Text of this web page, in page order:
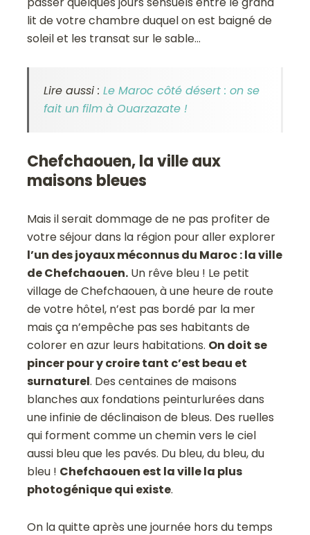
lit de votre chambre duquel on est baigné de
soleil et les transat sur le sable…
Lire aussi :Le Maroc côté désert : on se
fait un film à Ouarzazate !
Chefchaouen, la ville aux
maisons bleues
Mais il serait dommage de ne pas profiter de
votre séjour dans la région pour aller explorer
l’un des joyaux méconnus du Maroc : la ville
de Chefchaouen. Un rêve bleu ! Le petit
village de Chefchaouen, à une heure de route
de votre hôtel, n’est pas bordé par la mer
mais ça n’empêche pas ses habitants de
colorer en azur leurs habitations. On doit se
pincer pour y croire tant c’est beau et
surnaturel. Des centaines de maisons
blanches aux fondations peinturlurées dans
une infinie de déclinaison de bleus. Des ruelles
qui forment comme un chemin vers le ciel
aussi bleu que les pavés. Du bleu, du bleu, du
bleu ! Chefchaouen est la ville la plus
photogénique qui existe.
On la quitte après une journée hors du temps